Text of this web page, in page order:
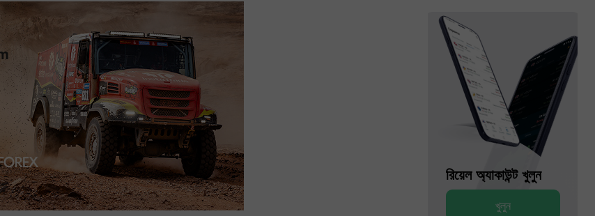
খুলুন
খুলুন
রিয়েল অ্যাকাউন্ট খুলুন
খুলুন
রিয়েল অ্যাকাউন্ট খুলুন
খুলুন